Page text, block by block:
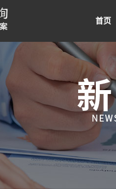
首页